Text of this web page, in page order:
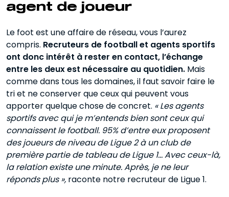
agent de joueur
Le foot est une affaire de réseau, vous l’aurez
compris. Recruteurs de football et agents sportifs
ont donc intérêt à rester en contact, l’échange
entre les deux est nécessaire au quotidien. Mais
comme dans tous les domaines, il faut savoir faire le
tri et ne conserver que ceux qui peuvent vous
apporter quelque chose de concret. « Les agents
sportifs avec qui je m’entends bien sont ceux qui
connaissent le football. 95% d’entre eux proposent
des joueurs de niveau de Ligue 2 à un club de
première partie de tableau de Ligue 1… Avec ceux-là,
la relation existe une minute. Après, je ne leur
réponds plus », raconte notre recruteur de Ligue 1.